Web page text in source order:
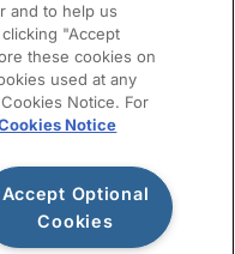
キュリティ基本方針
and to help us
"Accept
these cookies on
used at any
Notice. For
Notice
Accept Optional
Cookies